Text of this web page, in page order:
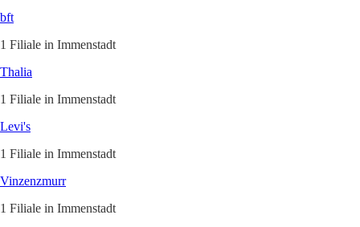
bft
1 Filiale in Immenstadt
Thalia
1 Filiale in Immenstadt
Levi's
1 Filiale in Immenstadt
Vinzenzmurr
1 Filiale in Immenstadt